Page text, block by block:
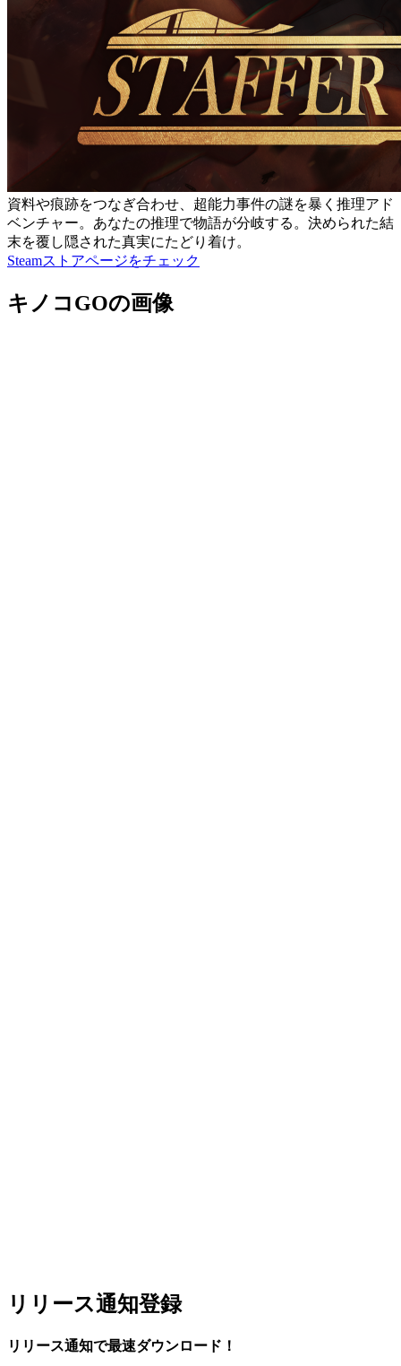
資料や痕跡をつなぎ合わせ、超能力事件の謎を暴く推理アド
ベンチャー。あなたの推理で物語が分岐する。決められた結
末を覆し隠された真実にたどり着け。
Steamストアページをチェック
キノコGOの画像
リリース通知登録
リリース通知で最速ダウンロード！